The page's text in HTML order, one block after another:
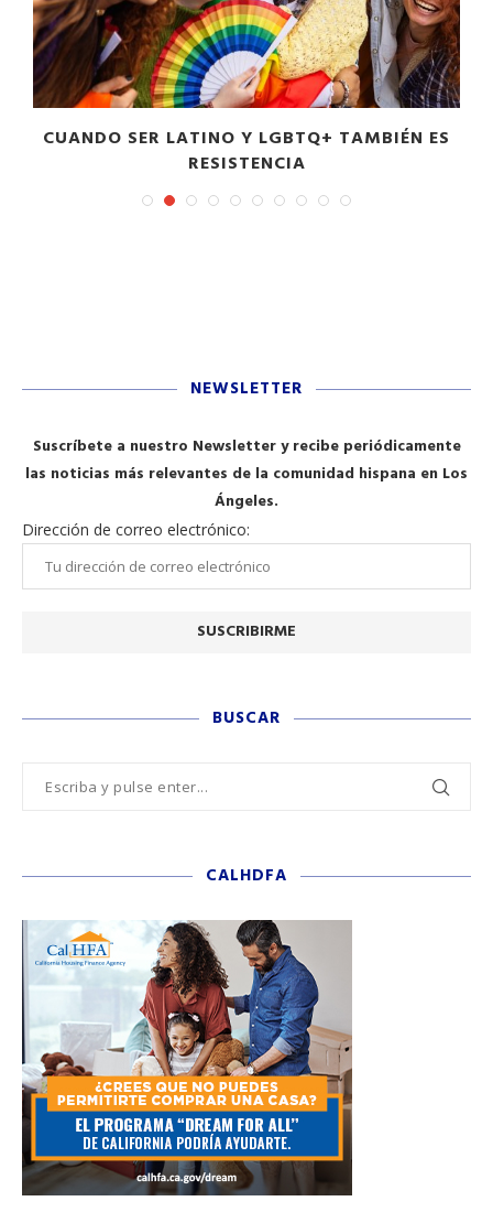
CUANDO SER LATINO Y LGBTQ+ TAMBIÉN ES
RESISTENCIA
NEWSLETTER
Suscríbete a nuestro Newsletter y recibe periódicamente
las noticias más relevantes de la comunidad hispana en Los
Ángeles.
Dirección de correo electrónico:
BUSCAR
CALHDFA